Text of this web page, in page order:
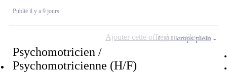
Publié il y a 9 jours
Psychomotricien /
Psychomotricienne (H/F)
CDITemps plein
Ajouter cette offre à ma sélection